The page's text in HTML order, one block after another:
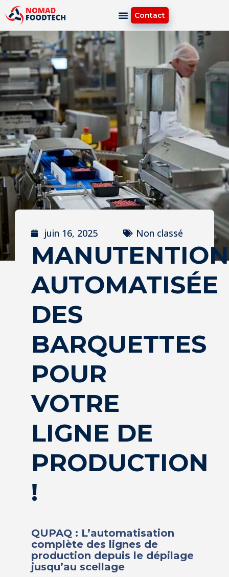
Contact
juin 16, 2025 Non classé
MANUTENTION
AUTOMATISÉE
DES
BARQUETTES
POUR
VOTRE
LIGNE DE
PRODUCTION
!
QUPAQ : L’automatisation
complète des lignes de
production depuis le dépilage
jusqu’au scellage